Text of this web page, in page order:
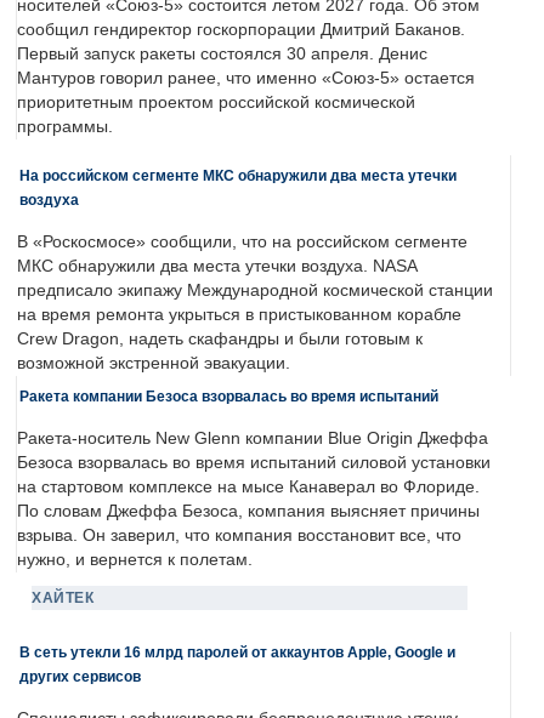
носителей «Союз-5» состоится летом 2027 года. Об этом
сообщил гендиректор госкорпорации Дмитрий Баканов.
Первый запуск ракеты состоялся 30 апреля. Денис
Мантуров говорил ранее, что именно «Союз-5» остается
приоритетным проектом российской космической
программы.
На российском сегменте МКС обнаружили два места утечки
воздуха
В «Роскосмосе» сообщили, что на российском сегменте
МКС обнаружили два места утечки воздуха. NASA
предписало экипажу Международной космической станции
на время ремонта укрыться в пристыкованном корабле
Crew Dragon, надеть скафандры и были готовым к
возможной экстренной эвакуации.
Ракета компании Безоса взорвалась во время испытаний
Ракета-носитель New Glenn компании Blue Origin Джеффа
Безоса взорвалась во время испытаний силовой установки
на стартовом комплексе на мысе Канаверал во Флориде.
По словам Джеффа Безоса, компания выясняет причины
взрыва. Он заверил, что компания восстановит все, что
нужно, и вернется к полетам.
ХАЙТЕК
В сеть утекли 16 млрд паролей от аккаунтов Apple, Google и
других сервисов